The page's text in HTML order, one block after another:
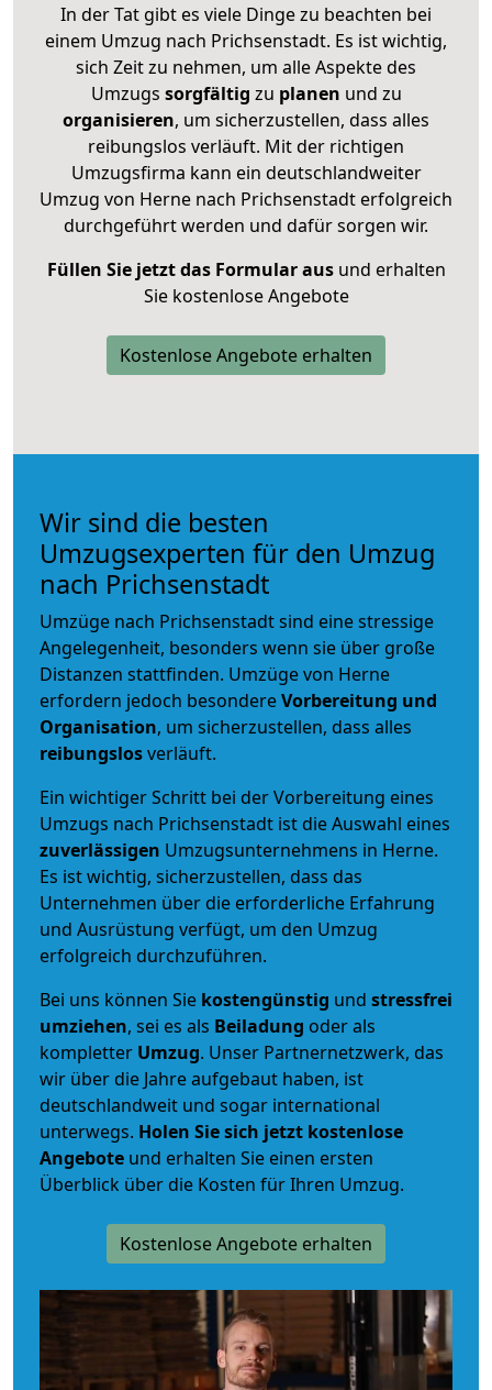
In der Tat gibt es viele Dinge zu beachten bei
einem Umzug nach Prichsenstadt. Es ist wichtig,
sich Zeit zu nehmen, um alle Aspekte des
Umzugs sorgfältig zu planen und zu
organisieren, um sicherzustellen, dass alles
reibungslos verläuft. Mit der richtigen
Umzugsfirma kann ein deutschlandweiter
Umzug von Herne nach Prichsenstadt erfolgreich
durchgeführt werden und dafür sorgen wir.
Füllen Sie jetzt das Formular ausund erhalten
Sie kostenlose Angebote
Kostenlose Angebote erhalten
Wir sind die besten
Umzugsexperten für den Umzug
nach Prichsenstadt
Umzüge nach Prichsenstadt sind eine stressige
Angelegenheit, besonders wenn sie über große
Distanzen stattfinden. Umzüge von Herne
erfordern jedoch besondereVorbereitung und
Organisation, um sicherzustellen, dass alles
reibungslosverläuft.
Ein wichtiger Schritt bei der Vorbereitung eines
Umzugs nach Prichsenstadt ist die Auswahl eines
zuverlässigen Umzugsunternehmens in Herne.
Es ist wichtig, sicherzustellen, dass das
Unternehmen über die erforderliche Erfahrung
und Ausrüstung verfügt, um den Umzug
erfolgreich durchzuführen.
Bei uns können Sie kostengünstig und stressfrei
umziehen, sei es als Beiladung oder als
kompletter Umzug. Unser Partnernetzwerk, das
wir über die Jahre aufgebaut haben, ist
deutschlandweit und sogar international
unterwegs. Holen Sie sich jetzt kostenlose
Angebote und erhalten Sie einen ersten
Überblick über die Kosten für Ihren Umzug.
Kostenlose Angebote erhalten